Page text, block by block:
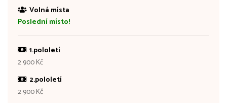
Volná místa
Poslední místo!
1.pololetí
2 900 Kč
2.pololetí
2 900 Kč